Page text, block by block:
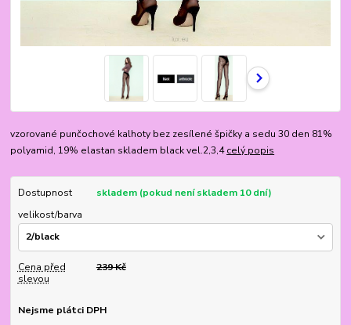
vzorované punčochové kalhoty bez zesílené špičky a sedu 30 den 81%
polyamid, 19% elastan skladem black vel.2,3,4celý popis
Dostupnost
skladem (pokud není skladem 10 dní)
velikost/barva
Cena před
slevou
239 Kč
Nejsme plátci DPH